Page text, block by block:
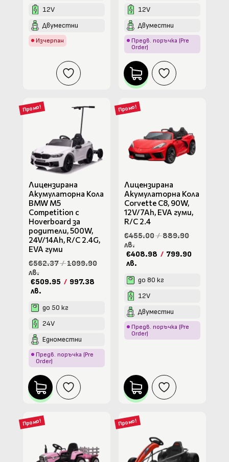
12V
Двуместни
Изчерпан
12V
Двуместни
Предв. поръчка (Pre
Order)
Промо!
Лицензирана
Акумулаторна Кола
BMW M5
Competition с
Hoverboard за
родители, 500W,
24V/14Ah, R/C 2.4G,
EVA гуми
€562.37/1099.90
лв.
€509.95 / 997.38
лв.
до 50 кг
24V
Едноместни
Предв. поръчка (Pre
Order)
Промо!
Лицензирана
Акумулаторна Кола
Corvette C8, 90W,
12V/7Ah, EVA гуми,
R/C 2.4
€455.00/889.90
лв.
€408.98 / 799.90
лв.
до 80 кг
12V
Двуместни
Предв. поръчка (Pre
Order)
Промо! Промо!